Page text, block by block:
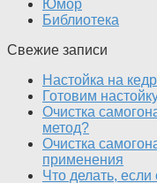
Юмор
Библиотека
Свежие записи
Настойка на
Готовим
Очистка
метод?
Очистка
применения
Что делать,